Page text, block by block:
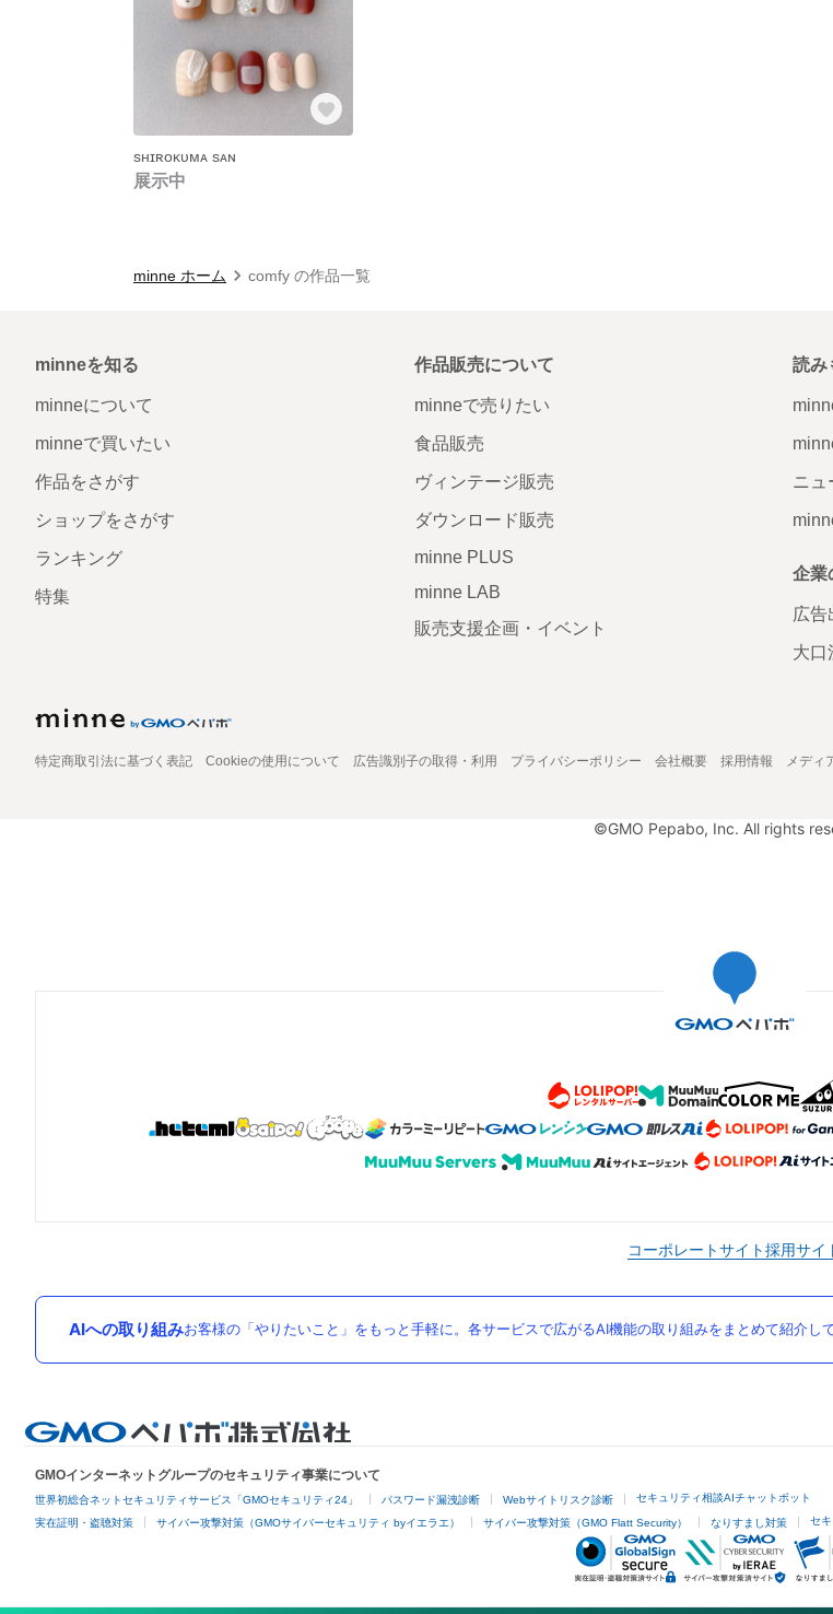
sʜɪʀᴏᴋᴜᴍᴀ sᴀɴ
展示中
minne ホーム comfy の作品一覧
minneを知る
minneについて
minneで買いたい
作品をさがす
ショップをさがす
ランキング
特集
作品販売について
minneで売りたい
食品販売
ヴィンテージ販売
ダウンロード販売
minne PLUS
minne LAB
販売支援企画・イベント
読み
ニュ
企業
広告
大口
特定商取引法に基づく表記 Cookieの使用について 広告識別子の取得・利用 プライバシーポリシー 会社概要 採用情報 メディ
©GMO Pepabo, Inc. All rights
コーポレートサイト採用サイ
AIへの取り組みお客様の「やりたいこと」をもっと手軽に。各サービスで広がるAI機能の取り組みをまとめて紹介して
GMOインターネットグループのセキュリティ事業について
世界初総合ネットセキュリティサービス「GMOセキュリティ24」 パスワード漏洩診断 Webサイトリスク診断 セキュリティ相談AIチャットボット
実在証明・盗聴対策 サイバー攻撃対策（GMOサイバーセキュリティ byイエラエ） サイバー攻撃対策（GMO Flatt Security） なりすまし対策 セ